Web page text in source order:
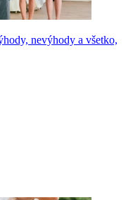
nevýhody a všetko,